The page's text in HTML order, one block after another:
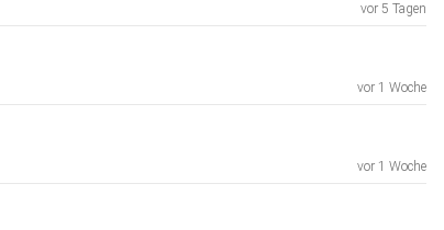
vor 5 Tagen
vor 1 Woche
vor 1 Woche